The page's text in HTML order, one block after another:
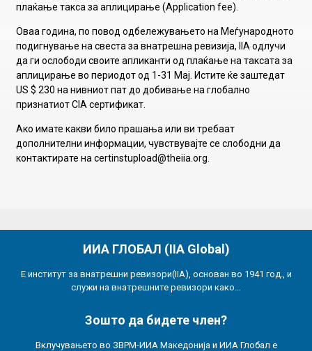
плаќање такса за аплицирање (Application fee).
Оваа година, по повод одбележувањето на Меѓународното
подигнување на свеста за внатрешна ревизија, IIA одлучи
да ги ослободи своите апликанти од плаќање на таксата за
аплицирање во периодот од 1-31 Мај. Истите ќе заштедат
US $ 230 на нивниот пат до добивање на глобално
признатиот CIA сертификат.
Ако имате какви било прашања или ви требаат
дополнителни информации, чувствувајте се слободни да
контактирате на certinstupload@theiia.org.
ИИА ГЛОБАЛ (IIA Global)
Е институт за внатрешни ревизори(IIA), основан во 1941 год., и
служи на внатрешните ревизори како…
Зошто да бидете член?
Вклучувањето во ЗВРМ-ИИА Македонија и ИИА Глобал е